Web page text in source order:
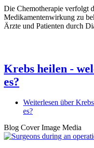
Die Chemotherapie verfolgt
Medikamentenwirkung zu
Ärzte und Patienten durch
Krebs heilen -
es?
Weiterlesen über
es?
Blog Cover Image Media